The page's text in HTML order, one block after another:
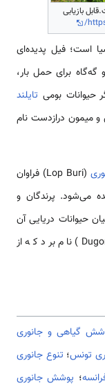
بازیابی
است؛ فیل پدیده‌ای
برای حمل بار،
حیوانات بومی تایلند
و میمون درازدست نام
(Lop Buri) فراوان
می‌شود. پرندگان و
حیوانات دریایی آن
باید از گونه‌ای اسب آبی به‌نام «داکونگ» (Dugong) نام برد که از
گیاهی و جانوری
تونس؛ تنوع جانوری
؛ پوشش جانوری